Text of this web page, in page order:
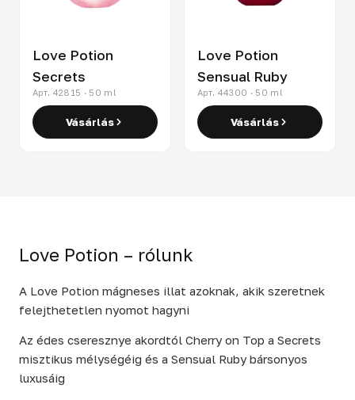
Love Potion
Secrets
Арт. 42815 · 50 ml
Vásárlás
Love Potion
Sensual Ruby
Арт. 44300 · 50 ml
Vásárlás
Love Potion – rólunk
A Love Potion mágneses illat azoknak, akik szeretnek
felejthetetlen nyomot hagyni
Az édes cseresznye akordtól Cherry on Top a Secrets
misztikus mélységéig és a Sensual Ruby bársonyos
luxusáig